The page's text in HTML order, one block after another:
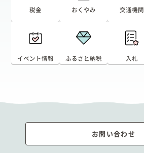
税金 おくやみ 交通機関
イベント情報 ふるさと納税 入札
お問い合わせ